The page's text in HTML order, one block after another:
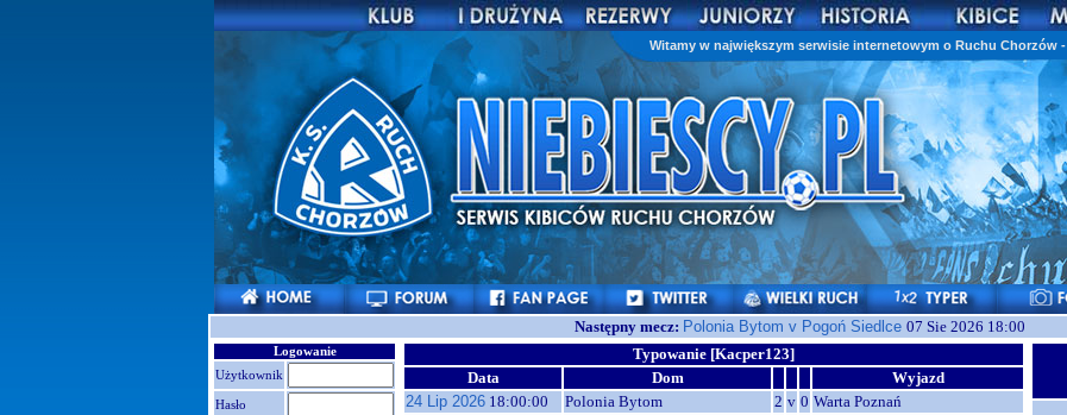
Witamy w największym serwisie internetowym o Ruchu Chorzów
Następny mecz: Polonia Bytom v Pogoń Siedlce 07 Sie 2026 18:00
Logowanie
Użytkownik
Hasło
Typowanie [Kacper123]
Data
Dom
Wyjazd
24 Lip 2026 18:00:00 Polonia Bytom 2 v 0 Warta Poznań